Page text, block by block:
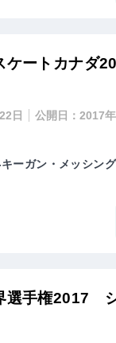
ケートカナ
日 公開日：2017
ーガン・メッシン
選手権2017